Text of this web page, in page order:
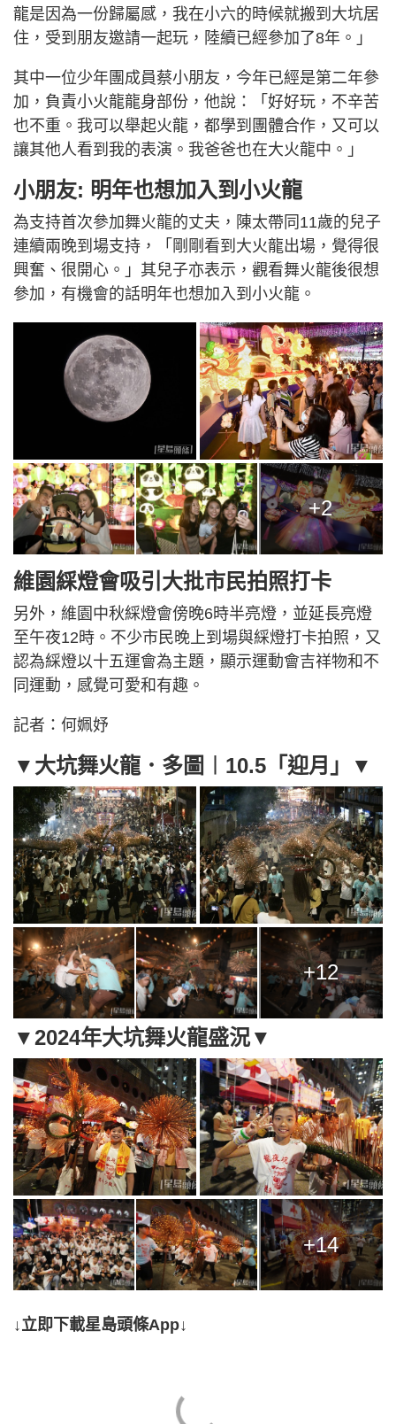
龍是因為一份歸屬感，我在小六的時候就搬到大坑居
住，受到朋友邀請一起玩，陸續已經參加了8年。」
其中一位少年團成員蔡小朋友，今年已經是第二年參
加，負責小火龍龍身部份，他說：「好好玩，不辛苦
也不重。我可以舉起火龍，都學到團體合作，又可以
讓其他人看到我的表演。我爸爸也在大火龍中。」
小朋友: 明年也想加入到小火龍
為支持首次參加舞火龍的丈夫，陳太帶同11歲的兒子
連續兩晚到場支持，「剛剛看到大火龍出場，覺得很
興奮、很開心。」其兒子亦表示，觀看舞火龍後很想
參加，有機會的話明年也想加入到小火龍。
+2
維園綵燈會吸引大批市民拍照打卡
另外，維園中秋綵燈會傍晚6時半亮燈，並延長亮燈
至午夜12時。不少市民晚上到場與綵燈打卡拍照，又
認為綵燈以十五運會為主題，顯示運動會吉祥物和不
同運動，感覺可愛和有趣。
記者：何姵妤
▼大坑舞火龍．多圖︱10.5「迎月」▼
+12
▼2024年大坑舞火龍盛況▼
+14
↓立即下載星島頭條App↓